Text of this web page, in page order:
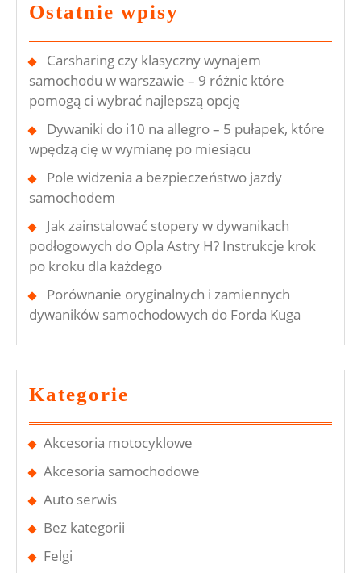
Ostatnie wpisy
Carsharing czy klasyczny wynajem
samochodu w warszawie – 9 różnic które
pomogą ci wybrać najlepszą opcję
Dywaniki do i10 na allegro – 5 pułapek, które
wpędzą cię w wymianę po miesiącu
Pole widzenia a bezpieczeństwo jazdy
samochodem
Jak zainstalować stopery w dywanikach
podłogowych do Opla Astry H? Instrukcje krok
po kroku dla każdego
Porównanie oryginalnych i zamiennych
dywaników samochodowych do Forda Kuga
Kategorie
Akcesoria motocyklowe
Akcesoria samochodowe
Auto serwis
Bez kategorii
Felgi